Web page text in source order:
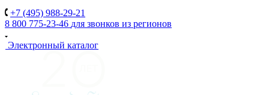
+7 (495) 988-29-21
8 800 775-23-46 для звонков из регионов
Электронный каталог